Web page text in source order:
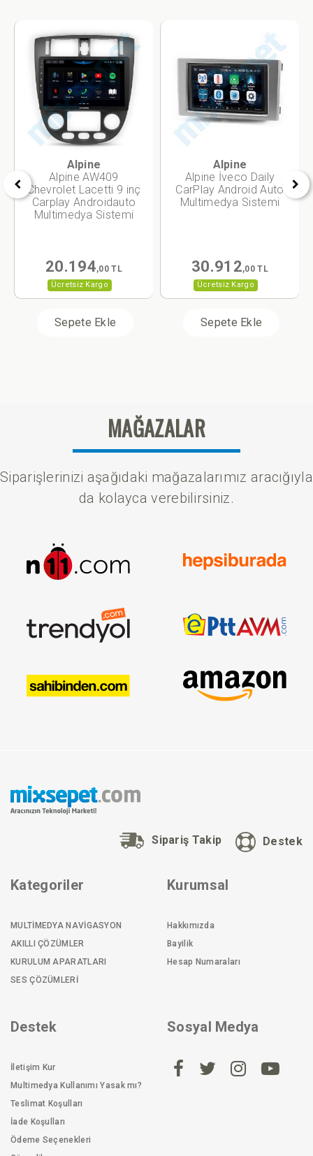
Ücretsiz Kargo
Alpine
Alpine AW409
Chevrolet Lacetti 9 inç
Carplay Androidauto
Multimedya Sistemi
20.194,00 TL
Sepete Ekle
Ücretsiz Kargo
Alpine
Alpine İveco Daily
CarPlay Android Auto
Multimedya Sistemi
30.912,00 TL
Sepete Ekle
MAĞAZALAR
Siparişlerinizi aşağıdaki mağazalarımız aracığıyla
da kolayca verebilirsiniz.
Destek
Sipariş Takip
Kategoriler
MULTİMEDYA NAVİGASYON
AKILLI ÇÖZÜMLER
KURULUM APARATLARI
SES ÇÖZÜMLERİ
Kurumsal
Hakkımızda
Bayilik
Hesap Numaraları
Destek
İletişim Kur
Multimedya Kullanımı Yasak mı?
Teslimat Koşulları
İade Koşulları
Ödeme Seçenekleri
Sosyal Medya